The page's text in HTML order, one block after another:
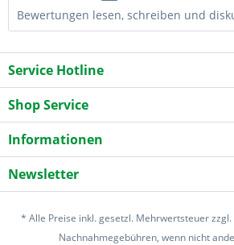
Bewertungen lesen, schreiben und
Service Hotline
Shop Service
Informationen
Newsletter
* Alle Preise inkl. gesetzl. Mehrwertsteuer zzgl.
Nachnahmegebühren, wenn nicht